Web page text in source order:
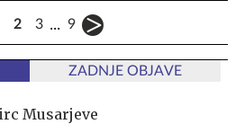
2 3 ... 9
ZADNJE OBJAVE
Musarjeve